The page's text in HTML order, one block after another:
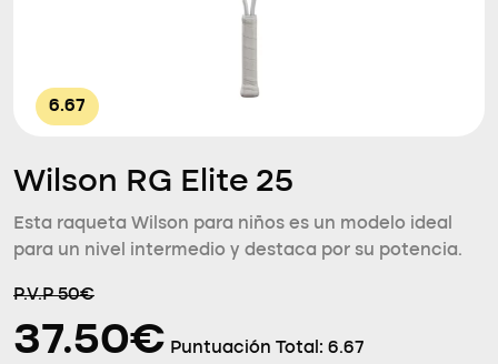
6.67
Wilson RG Elite 25
Esta raqueta Wilson para niños es un modelo ideal
para un nivel intermedio y destaca por su potencia.
P.V.P 50€
37.50€ Puntuación Total: 6.67